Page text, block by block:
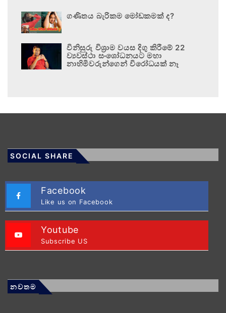
ගණිතය බැරිකම මෝඩකමක් ද?
විනිසුරු විශ්‍රාම වයස දිගු කිරීමේ 22
ව්‍යවස්ථා සංශෝධනයට මහා
නාහිමිවරුන්ගෙන් විරෝධයක් නෑ
SOCIAL SHARE
Facebook
Like us on Facebook
Youtube
Subscribe US
නවතම